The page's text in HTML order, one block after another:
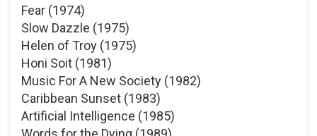
Fear (1974)
Slow Dazzle (1975)
Helen of Troy (1975)
Honi Soit (1981)
Music For A New Society (1982)
Caribbean Sunset (1983)
Artificial Intelligence (1985)